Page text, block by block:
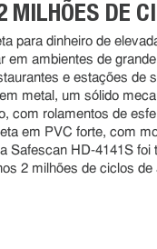
MILHÕES DE
para dinheiro de
em ambientes de
e estações de
metal, um sólido
com rolamentos de
em PVC forte, com
Safescan HD-4141S foi
2 milhões de ciclos de